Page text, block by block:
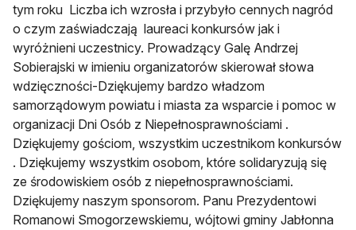
tym roku Liczba ich wzrosła i przybyło cennych nagród
o czym zaświadczają laureaci konkursów jak i
wyróżnieni uczestnicy. Prowadzący Galę Andrzej
Sobierajski w imieniu organizatorów skierował słowa
wdzięczności-Dziękujemy bardzo władzom
samorządowym powiatu i miasta za wsparcie i pomoc w
organizacji Dni Osób z Niepełnosprawnościami .
Dziękujemy gościom, wszystkim uczestnikom konkursów
. Dziękujemy wszystkim osobom, które solidaryzują się
ze środowiskiem osób z niepełnosprawnościami.
Dziękujemy naszym sponsorom. Panu Prezydentowi
Romanowi Smogorzewskiemu, wójtowi gminy Jabłonna